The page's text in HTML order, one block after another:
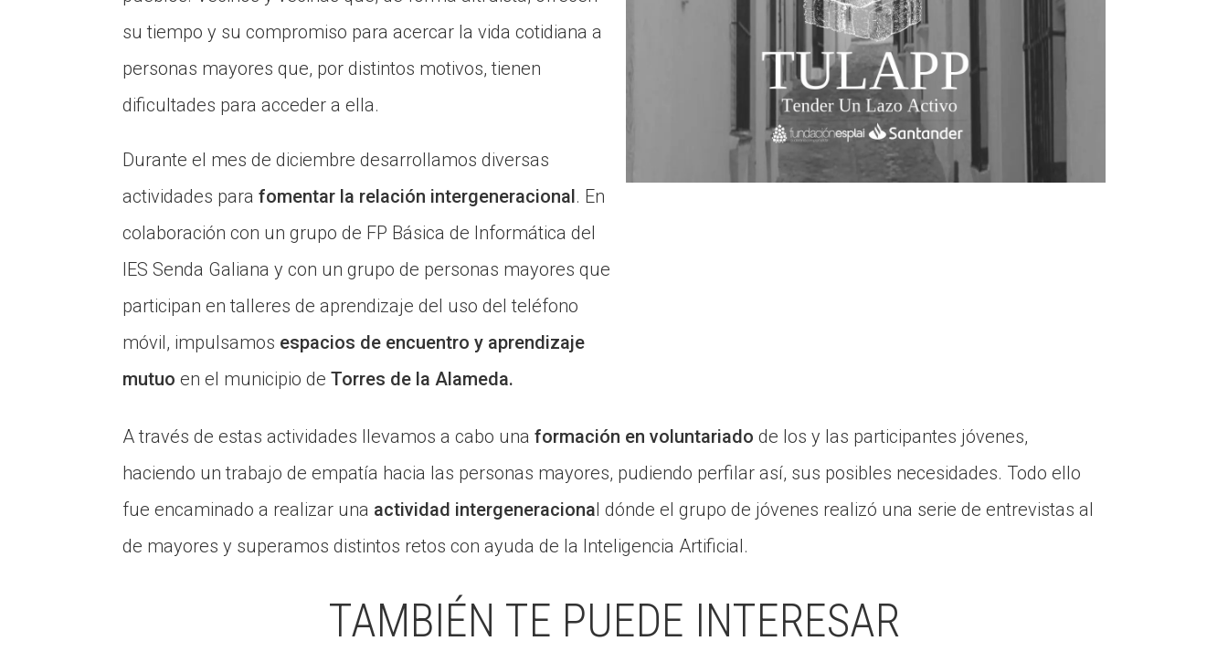
su tiempo y su compromiso para acercar la vida cotidiana a
personas mayores que, por distintos motivos, tienen
dificultades para acceder a ella.
Durante el mes de diciembre desarrollamos diversas
actividades parafomentar la relación intergeneracional. En
colaboración con un grupo de FP Básica de Informática del
IES Senda Galiana y con un grupo de personas mayores que
participan en talleres de aprendizaje del uso del teléfono
móvil, impulsamos espacios de encuentro y aprendizaje
mutuo en el municipio deTorres de la Alameda.
A través de estas actividades llevamos a cabo una formación en voluntariado de los y las participantes jóvenes,
haciendo un trabajo de empatía hacia las personas mayores, pudiendo perfilar así, sus posibles necesidades. Todo ello
fue encaminado a realizar una actividad intergeneracional dónde el grupo de jóvenes realizó una serie de entrevistas al
de mayores y superamos distintos retos con ayuda de la Inteligencia Artificial.
TAMBIÉN TE PUEDE INTERESAR